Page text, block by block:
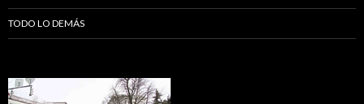
TODO LO DEMÁS